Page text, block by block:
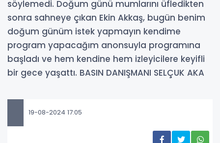
söylemedi. Doğum günü mumlarını üfledikten
sonra sahneye çıkan Ekin Akkaş, bugün benim
doğum günüm istek yapmayın kendime
program yapacağım anonsuyla programına
başladı ve hem kendine hem izleyicilere keyifli
bir gece yaşattı. BASIN DANIŞMANI SELÇUK AKA
19-08-2024 17:05